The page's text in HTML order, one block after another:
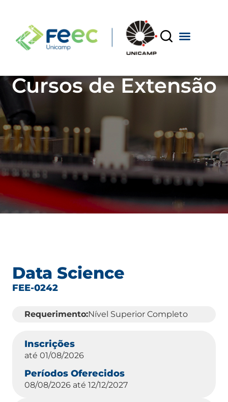
Cursos de Extensão
Data Science
FEE-0242
Requerimento:Nível Superior Completo
Inscrições
até 01/08/2026
Períodos Oferecidos
08/08/2026 até 12/12/2027